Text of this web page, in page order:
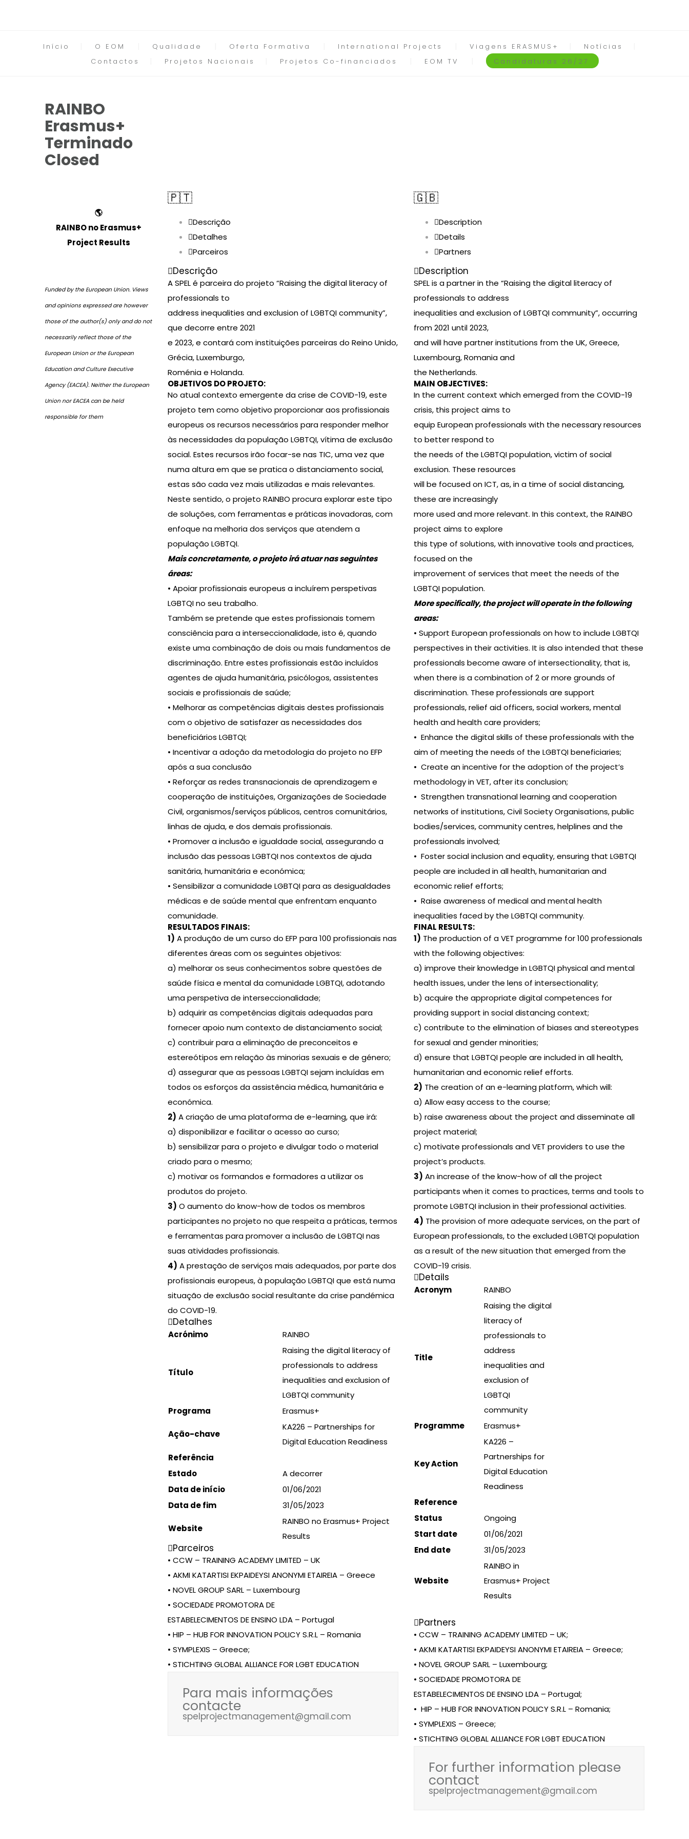
Início O EOM Qualidade Oferta Formativa International Projects Viagens ERASMUS+
Notícias
Contactos
Projetos Nacionais Projetos Co-financiados EOM TV Candidaturas 26/27
RAINBO
Erasmus+
Terminado
Closed
🌎
RAINBO no Erasmus+
Project Results
Funded by the European Union. Views
and opinions expressed are however
those of the author(s) only and do not
necessarily reflect those of the
European Union or the European
Education and Culture Executive
Agency (EACEA). Neither the European
Union nor EACEA can be held
responsible for them
🇵🇹
Descrição
Detalhes
Parceiros
Descrição
A SPEL é parceira do projeto “Raising the digital literacy of
professionals to
address inequalities and exclusion of LGBTQI community”,
que decorre entre 2021
e 2023, e contará com instituições parceiras do Reino Unido,
Grécia, Luxemburgo,
Roménia e Holanda.
OBJETIVOS DO PROJETO:
No atual contexto emergente da crise de COVID-19, este
projeto tem como objetivo proporcionar aos profissionais
europeus os recursos necessários para responder melhor
às necessidades da população LGBTQI, vítima de exclusão
social. Estes recursos irão focar-se nas TIC, uma vez que
numa altura em que se pratica o distanciamento social,
estas são cada vez mais utilizadas e mais relevantes.
Neste sentido, o projeto RAINBO procura explorar este tipo
de soluções, com ferramentas e práticas inovadoras, com
enfoque na melhoria dos serviços que atendem a
população LGBTQI.
Mais concretamente, o projeto irá atuar nas seguintes
áreas:
• Apoiar profissionais europeus a incluírem perspetivas
LGBTQI no seu trabalho.
Também se pretende que estes profissionais tomem
consciência para a interseccionalidade, isto é, quando
existe uma combinação de dois ou mais fundamentos de
discriminação. Entre estes profissionais estão incluídos
agentes de ajuda humanitária, psicólogos, assistentes
sociais e profissionais de saúde;
• Melhorar as competências digitais destes profissionais
com o objetivo de satisfazer as necessidades dos
beneficiários LGBTQI;
• Incentivar a adoção da metodologia do projeto no EFP
após a sua conclusão
• Reforçar as redes transnacionais de aprendizagem e
cooperação de instituições, Organizações de Sociedade
Civil, organismos/serviços públicos, centros comunitários,
linhas de ajuda, e dos demais profissionais.
• Promover a inclusão e igualdade social, assegurando a
inclusão das pessoas LGBTQI nos contextos de ajuda
sanitária, humanitária e económica;
• Sensibilizar a comunidade LGBTQI para as desigualdades
médicas e de saúde mental que enfrentam enquanto
comunidade.
RESULTADOS FINAIS:
1) A produção de um curso do EFP para 100 profissionais nas
diferentes áreas com os seguintes objetivos:
a) melhorar os seus conhecimentos sobre questões de
saúde física e mental da comunidade LGBTQI, adotando
uma perspetiva de interseccionalidade;
b) adquirir as competências digitais adequadas para
fornecer apoio num contexto de distanciamento social;
c) contribuir para a eliminação de preconceitos e
estereótipos em relação às minorias sexuais e de género;
d) assegurar que as pessoas LGBTQI sejam incluídas em
todos os esforços da assistência médica, humanitária e
económica.
2) A criação de uma plataforma de e-learning, que irá:
a) disponibilizar e facilitar o acesso ao curso;
b) sensibilizar para o projeto e divulgar todo o material
criado para o mesmo;
c) motivar os formandos e formadores a utilizar os
produtos do projeto.
3) O aumento do know-how de todos os membros
participantes no projeto no que respeita a práticas, termos
e ferramentas para promover a inclusão de LGBTQI nas
suas atividades profissionais.
4) A prestação de serviços mais adequados, por parte dos
profissionais europeus, à população LGBTQI que está numa
situação de exclusão social resultante da crise pandémica
do COVID-19.
Detalhes
Acrónimo RAINBO
Título
Raising the digital literacy of
professionals to address
inequalities and exclusion of
LGBTQI community
Programa
Erasmus+
Ação-chave
KA226 – Partnerships for
Digital Education Readiness
Referência
Estado
A decorrer
Data de início
01/06/2021
Data de fim
31/05/2023
Website
RAINBO no Erasmus+ Project
Results
Parceiros
• CCW – TRAINING ACADEMY LIMITED – UK
• AKMI KATARTISI EKPAIDEYSI ANONYMI ETAIREIA – Greece
• NOVEL GROUP SARL – Luxembourg
• SOCIEDADE PROMOTORA DE
ESTABELECIMENTOS DE ENSINO LDA – Portugal
• HIP – HUB FOR INNOVATION POLICY S.R.L – Romania
• SYMPLEXIS – Greece;
• STICHTING GLOBAL ALLIANCE FOR LGBT EDUCATION
Para mais informações
contacte
spelprojectmanagement@gmail.com
🇬🇧
Description
Details
Partners
Description
SPEL is a partner in the “Raising the digital literacy of
professionals to address
inequalities and exclusion of LGBTQI community”, occurring
from 2021 until 2023,
and will have partner institutions from the UK, Greece,
Luxembourg, Romania and
the Netherlands.
MAIN OBJECTIVES:
In the current context which emerged from the COVID-19
crisis, this project aims to
equip European professionals with the necessary resources
to better respond to
the needs of the LGBTQI population, victim of social
exclusion. These resources
will be focused on ICT, as, in a time of social distancing,
these are increasingly
more used and more relevant. In this context, the RAINBO
project aims to explore
this type of solutions, with innovative tools and practices,
focused on the
improvement of services that meet the needs of the
LGBTQI population.
More specifically, the project will operate in the following
areas:
• Support European professionals on how to include LGBTQI
perspectives in their activities. It is also intended that these
professionals become aware of intersectionality, that is,
when there is a combination of 2 or more grounds of
discrimination. These professionals are support
professionals, relief aid officers, social workers, mental
health and health care providers;
• Enhance the digital skills of these professionals with the
aim of meeting the needs of the LGBTQI beneficiaries;
• Create an incentive for the adoption of the project’s
methodology in VET, after its conclusion;
• Strengthen transnational learning and cooperation
networks of institutions, Civil Society Organisations, public
bodies/services, community centres, helplines and the
professionals involved;
• Foster social inclusion and equality, ensuring that LGBTQI
people are included in all health, humanitarian and
economic relief efforts;
• Raise awareness of medical and mental health
inequalities faced by the LGBTQI community.
FINAL RESULTS:
1) The production of a VET programme for 100 professionals
with the following objectives:
a) improve their knowledge in LGBTQI physical and mental
health issues, under the lens of intersectionality;
b) acquire the appropriate digital competences for
providing support in social distancing context;
c) contribute to the elimination of biases and stereotypes
for sexual and gender minorities;
d) ensure that LGBTQI people are included in all health,
humanitarian and economic relief efforts.
2) The creation of an e-learning platform, which will:
a) Allow easy access to the course;
b) raise awareness about the project and disseminate all
project material;
c) motivate professionals and VET providers to use the
project’s products.
3) An increase of the know-how of all the project
participants when it comes to practices, terms and tools to
promote LGBTQI inclusion in their professional activities.
4) The provision of more adequate services, on the part of
European professionals, to the excluded LGBTQI population
as a result of the new situation that emerged from the
COVID-19 crisis.
Details
Acronym RAINBO
Title
Raising the digital
literacy of
professionals to
address
inequalities and
exclusion of
LGBTQI
community
Programme
Erasmus+
Key Action
KA226 –
Partnerships for
Digital Education
Readiness
Reference
Status
Ongoing
Start date
01/06/2021
End date
31/05/2023
Website
RAINBO in
Erasmus+ Project
Results
Partners
• CCW – TRAINING ACADEMY LIMITED – UK;
• AKMI KATARTISI EKPAIDEYSI ANONYMI ETAIREIA – Greece;
• NOVEL GROUP SARL – Luxembourg;
• SOCIEDADE PROMOTORA DE
ESTABELECIMENTOS DE ENSINO LDA – Portugal;
• HIP – HUB FOR INNOVATION POLICY S.R.L – Romania;
• SYMPLEXIS – Greece;
• STICHTING GLOBAL ALLIANCE FOR LGBT EDUCATION
For further information please
contact
spelprojectmanagement@gmail.com